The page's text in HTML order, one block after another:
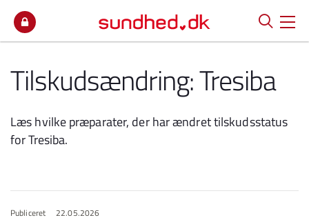
Tilskudsændring: Tresiba
Læs hvilke præparater, der har ændret tilskudsstatus
for Tresiba.
Publiceret 22.05.2026